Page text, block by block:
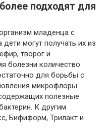
подходят для
младенца с
могут получать их из
творог и
болезни количество
для борьбы с
микрофлоры
полезные
К другим
Бифиформ, Трилакт и